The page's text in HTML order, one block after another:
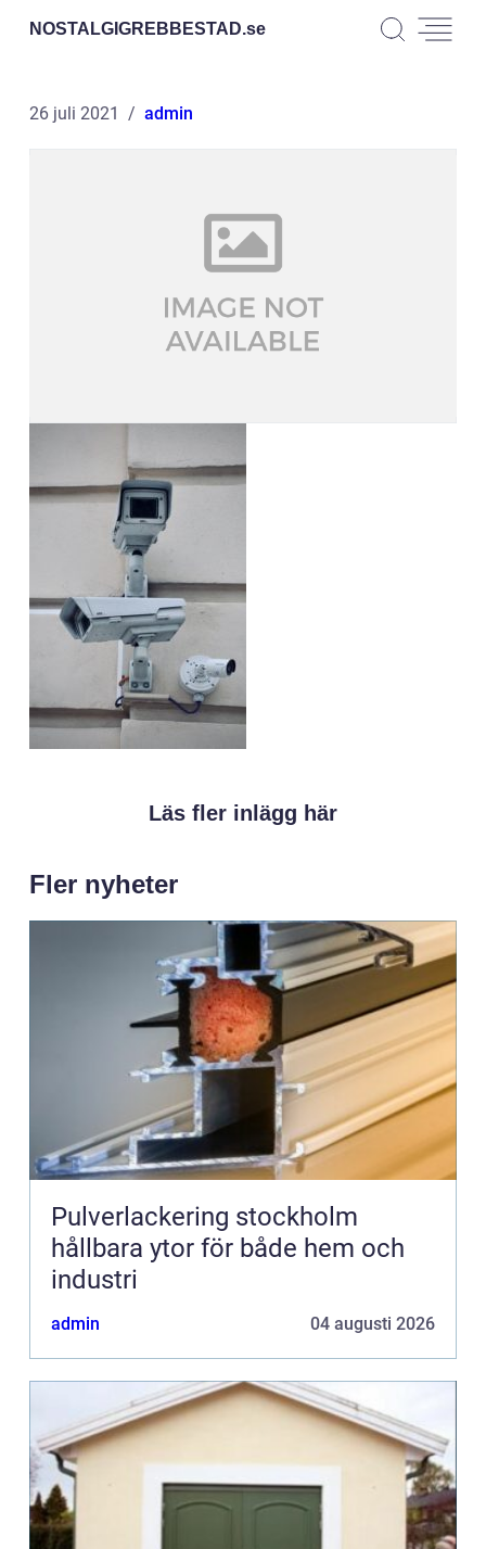
NOSTALGIGREBBESTAD.se
26 juli 2021 admin
Läs fler inlägg här
Fler nyheter
Pulverlackering stockholm
hållbara ytor för både hem och
industri
admin 04 augusti 2026